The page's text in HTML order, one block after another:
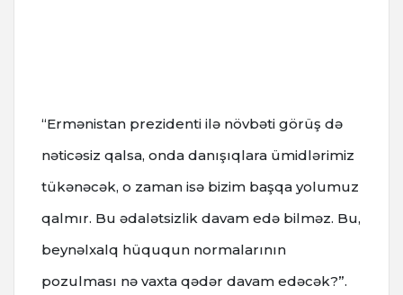
“Ermənistan prezidenti ilə növbəti görüş də
nəticəsiz qalsa, onda danışıqlara ümidlərimiz
tükənəcək, o zaman isə bizim başqa yolumuz
qalmır. Bu ədalətsizlik davam edə bilməz. Bu,
beynəlxalq hüququn normalarının
pozulması nə vaxta qədər davam edəcək?”.